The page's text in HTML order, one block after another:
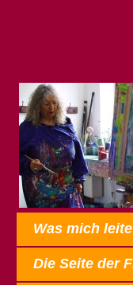
Was mich
Die Seite der